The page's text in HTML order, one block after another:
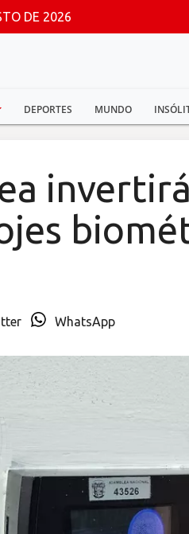
DE 2026
DEPORTES MUNDO
WhatsApp